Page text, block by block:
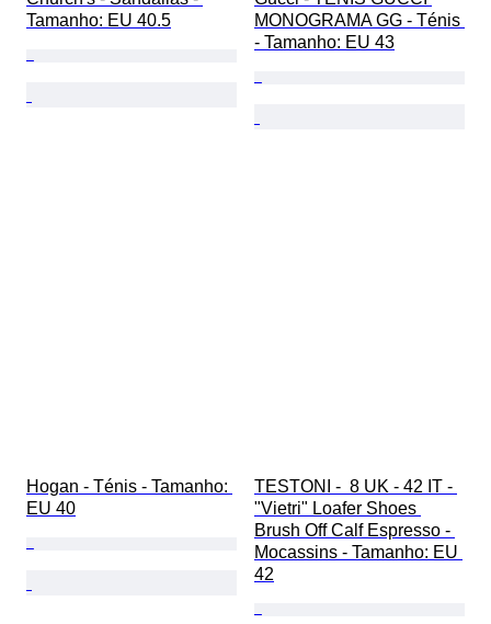
Tamanho: EU 40.5
MONOGRAMA GG - Ténis
- Tamanho: EU 43
Hogan - Ténis - Tamanho:
EU 40
TESTONI -  8 UK - 42 IT -
"Vietri" Loafer Shoes
Brush Off Calf Espresso -
Mocassins - Tamanho: EU
42